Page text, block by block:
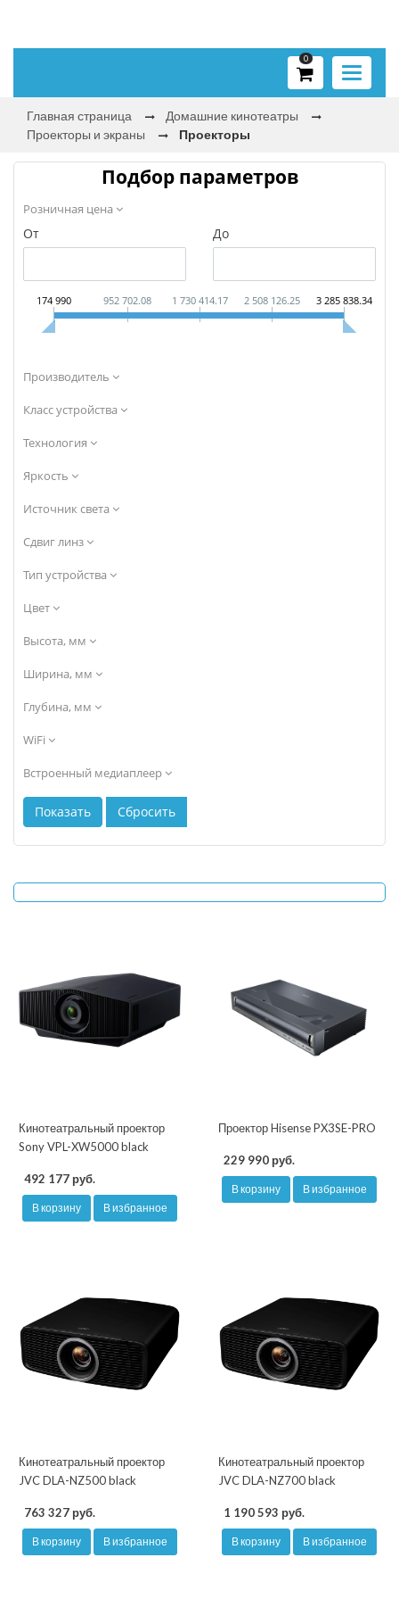
Toggle
0
Главная страница
Домашние кинотеатры
Проекторы и экраны
Проекторы
Подбор параметров
Розничная цена
От До
174 990 952 702.08 1 730 414.17 2 508 126.25 3 285 838.34
Производитель
Класс устройства
Технология
Яркость
Источник света
Сдвиг линз
Тип устройства
Цвет
Высота, мм
Ширина, мм
Глубина, мм
WiFi
Встроенный медиаплеер
Кинотеатральный проектор
Sony VPL-XW5000 black
492 177 руб.
В корзину В избранное
Проектор Hisense PX3SE-PRO
229 990 руб.
В корзину В избранное
Кинотеатральный проектор
JVC DLA-NZ500 black
763 327 руб.
В корзину В избранное
Кинотеатральный проектор
JVC DLA-NZ700 black
1 190 593 руб.
В корзину В избранное